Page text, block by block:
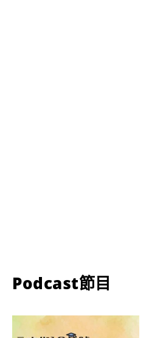
Podcast節目